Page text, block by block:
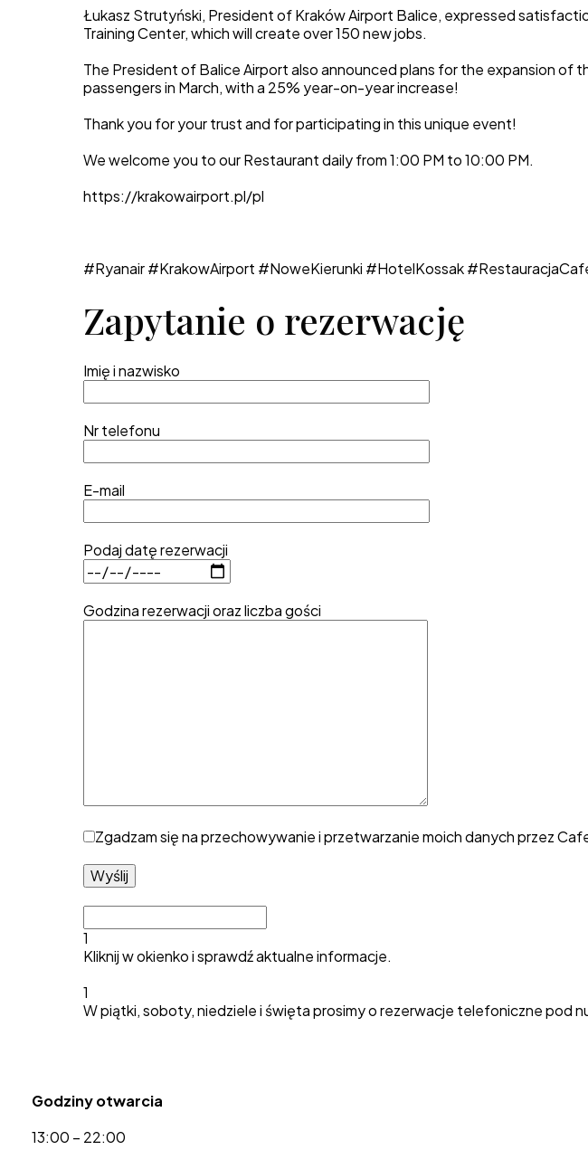
Łukasz Strutyński, President of Kraków Airport Balice, expressed
Training Center, which will create over 150 new jobs.
The President of Balice Airport also announced plans for the expansion
passengers in March, with a 25% year-on-year increase!
Thank you for your trust and for participating in this unique event!
We welcome you to our Restaurant daily from 1:00 PM to 10:00 PM.
https://krakowairport.pl/pl
#Ryanair #KrakowAirport #NoweKierunki #HotelKossak
Zapytanie o rezerwację
Imię i nazwisko
Nr telefonu
E-mail
Podaj datę rezerwacji
Godzina rezerwacji oraz liczba gości
Zgadzam się na przechowywanie i przetwarzanie moich danych przez
1
Kliknij w okienko i sprawdź aktualne informacje.
1
W piątki, soboty, niedziele i święta prosimy o rezerwacje telefoniczne pod
Godziny otwarcia
13:00 – 22:00